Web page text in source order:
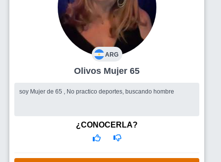
ARG
Olivos Mujer 65
soy Mujer de 65 , No practico deportes, buscando hombre
¿CONOCERLA?